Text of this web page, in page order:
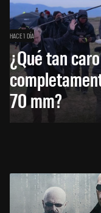
HACE 1 DÍA
¿Qué tan
70 mm?